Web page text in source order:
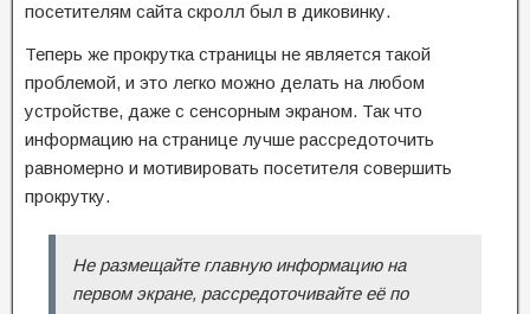
посетителям сайта скролл был в диковинку.
Теперь же прокрутка страницы не является такой
проблемой, и это легко можно делать на любом
устройстве, даже с сенсорным экраном. Так что
информацию на странице лучше рассредоточить
равномерно и мотивировать посетителя совершить
прокрутку.
Не размещайте главную информацию на
первом экране, рассредоточивайте её по